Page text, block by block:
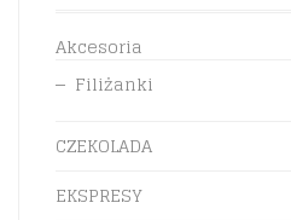
Akcesoria
Filiżanki
CZEKOLADA
EKSPRESY